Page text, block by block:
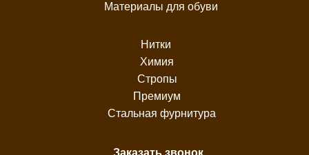
Материалы для обуви
Нитки
Химия
Стропы
Премиум
Стальная фурнитура